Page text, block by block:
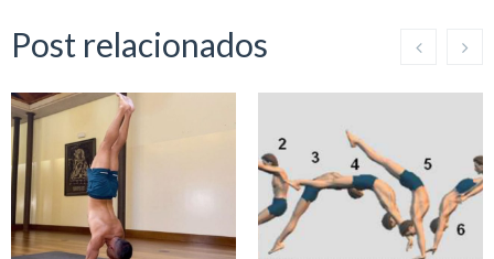
Post relacionados